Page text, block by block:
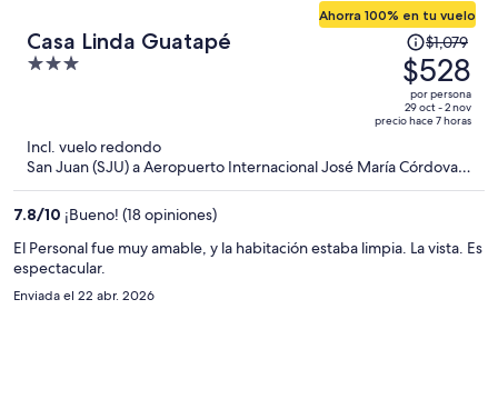
Casa Linda Guatapé
3
5
Ahorra 100% en tu vuelo
El
precio
era
de
$1,079
y
ahora
$528
$1,079
$528
por persona
29 oct - 2 nov
precio hace 7 horas
Incl. vuelo redondo
San Juan (SJU) a Aeropuerto Internacional José María Córdova
(MDE)
7.8/10 ¡Bueno! (18 opiniones)
El Personal fue muy amable, y la habitación estaba limpia. La vista. Es
espectacular.
Enviada el 22 abr. 2026